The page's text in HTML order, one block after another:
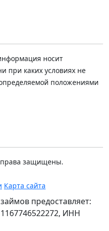
носит
при каких условиях не
положениями
защищены.
Карта сайта
предоставляет:
ИНН